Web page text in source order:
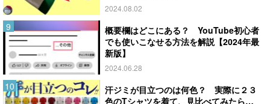
2024.08.02
概要欄はどこにある？ YouTube初心者
でも使いこなせる方法を解説【2024年最
新版】
2024.06.28
汗ジミが目立つのは何色？ 実際に２３
色のTシャツを着て、見比べてみたら…